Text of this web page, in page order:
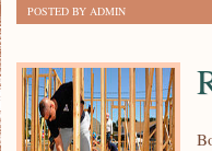
POSTED BY ADMIN